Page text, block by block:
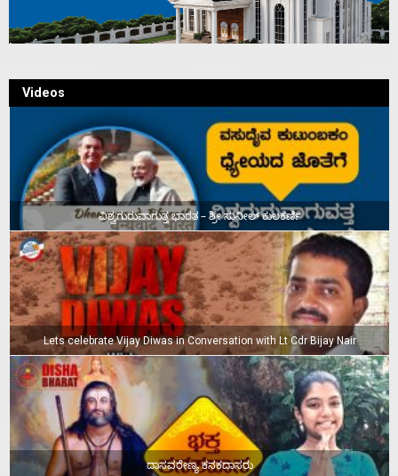
Videos
ವಿಶ್ವಗುರುವಾಗುತ್ತ ಭಾರತ – ಶ್ರೀ ಸುನೀಲ್‌ ಕುಲಕರ್ಣಿ
Lets celebrate Vijay Diwas in Conversation with Lt Cdr Bijay Nair
ದಾಸವರೇಣ್ಯ ಕನಕದಾಸರು